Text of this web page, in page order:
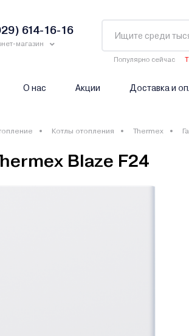
614-16-16
магазин
Популярно сейчас
О нас Акции Доставка и
Котлы отопления Thermex
Blaze F24